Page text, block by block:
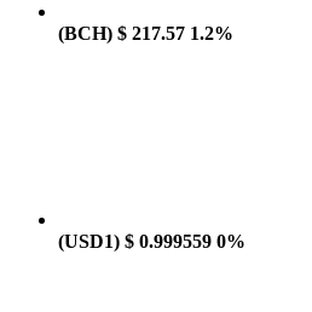
(BCH) $ 217.57 1.2%
(USD1) $ 0.999559 0%